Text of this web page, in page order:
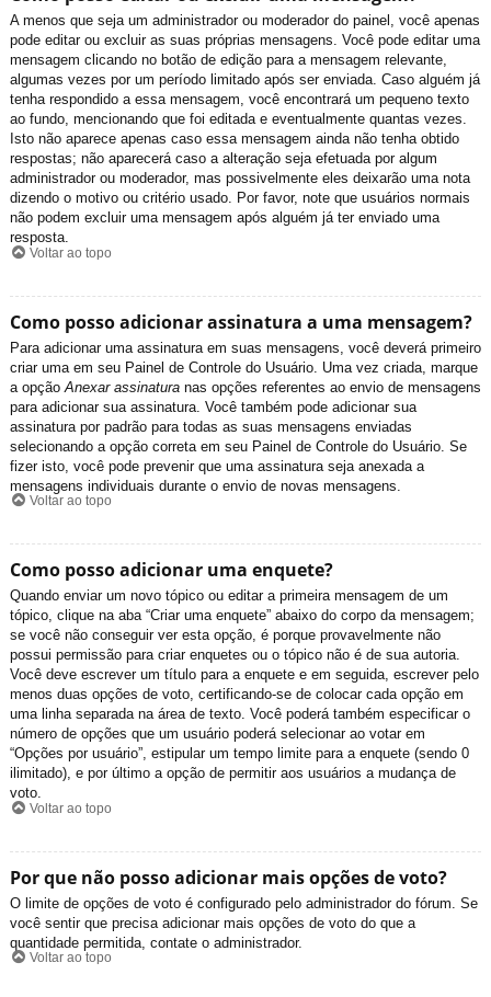
A menos que seja um administrador ou moderador do painel, você apenas
pode editar ou excluir as suas próprias mensagens. Você pode editar uma
mensagem clicando no botão de edição para a mensagem relevante,
algumas vezes por um período limitado após ser enviada. Caso alguém já
tenha respondido a essa mensagem, você encontrará um pequeno texto
ao fundo, mencionando que foi editada e eventualmente quantas vezes.
Isto não aparece apenas caso essa mensagem ainda não tenha obtido
respostas; não aparecerá caso a alteração seja efetuada por algum
administrador ou moderador, mas possivelmente eles deixarão uma nota
dizendo o motivo ou critério usado. Por favor, note que usuários normais
não podem excluir uma mensagem após alguém já ter enviado uma
resposta.
Voltar ao topo
Como posso adicionar assinatura a uma mensagem?
Para adicionar uma assinatura em suas mensagens, você deverá primeiro
criar uma em seu Painel de Controle do Usuário. Uma vez criada, marque
a opção Anexar assinatura nas opções referentes ao envio de mensagens
para adicionar sua assinatura. Você também pode adicionar sua
assinatura por padrão para todas as suas mensagens enviadas
selecionando a opção correta em seu Painel de Controle do Usuário. Se
fizer isto, você pode prevenir que uma assinatura seja anexada a
mensagens individuais durante o envio de novas mensagens.
Voltar ao topo
Como posso adicionar uma enquete?
Quando enviar um novo tópico ou editar a primeira mensagem de um
tópico, clique na aba “Criar uma enquete” abaixo do corpo da mensagem;
se você não conseguir ver esta opção, é porque provavelmente não
possui permissão para criar enquetes ou o tópico não é de sua autoria.
Você deve escrever um título para a enquete e em seguida, escrever pelo
menos duas opções de voto, certificando-se de colocar cada opção em
uma linha separada na área de texto. Você poderá também especificar o
número de opções que um usuário poderá selecionar ao votar em
“Opções por usuário”, estipular um tempo limite para a enquete (sendo 0
ilimitado), e por último a opção de permitir aos usuários a mudança de
voto.
Voltar ao topo
Por que não posso adicionar mais opções de voto?
O limite de opções de voto é configurado pelo administrador do fórum. Se
você sentir que precisa adicionar mais opções de voto do que a
quantidade permitida, contate o administrador.
Voltar ao topo